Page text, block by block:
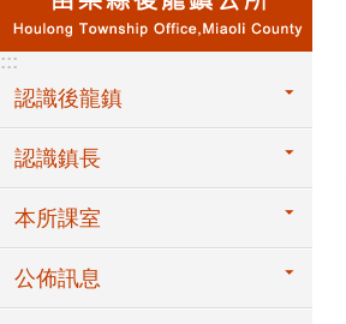
:::
認識後龍鎮
認識鎮長
本所課室
公佈訊息